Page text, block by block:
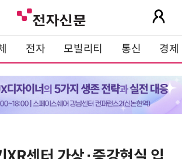
전자 모빌리티 통신 경제